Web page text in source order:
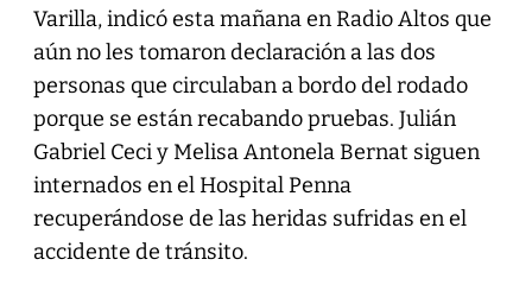
Varilla, indicó esta mañana en Radio Altos que
aún no les tomaron declaración a las dos
personas que circulaban a bordo del rodado
porque se están recabando pruebas. Julián
Gabriel Ceci y Melisa Antonela Bernat siguen
internados en el Hospital Penna
recuperándose de las heridas sufridas en el
accidente de tránsito.